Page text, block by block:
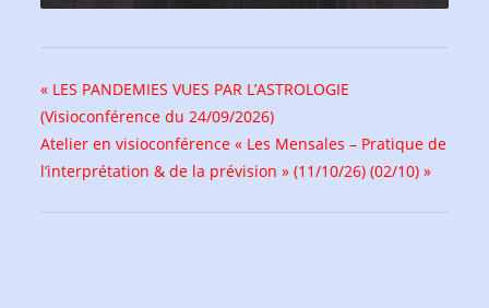
« LES PANDEMIES VUES PAR L’ASTROLOGIE
(Visioconférence du 24/09/2026)
Atelier en visioconférence « Les Mensales – Pratique de
l’interprétation & de la prévision » (11/10/26) (02/10)»